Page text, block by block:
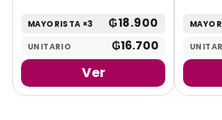
MAYORISTA ×3 ₲18.900
UNITARIO ₲16.700
Ver